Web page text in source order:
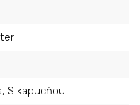
S kapucňou